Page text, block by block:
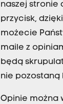
naszej stronie
przycisk,
możecie
maile z
będą
nie pozostaną
Opinie można